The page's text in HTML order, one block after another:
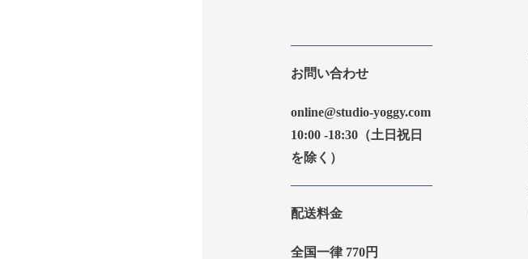
お問い合わせ
online
studio-yoggy.com
10:00 -18:30（土日祝日
を除く）
配送料金
全国一律 770円